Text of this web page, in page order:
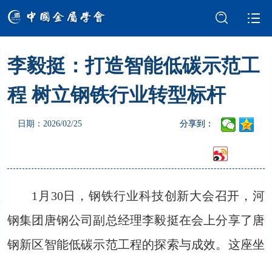
学会介绍 新闻中心
会员服务
李毅挺：打造智能低碳示范工
程 树立钢铁行业转型标杆
日期：2026/02/25 分享到：
1月30日，钢铁行业科技创新大会召开，河
钢集团唐钢公司副总经理李毅挺在会上分享了唐
钢新区智能低碳示范工程的探索与成效。这座坐